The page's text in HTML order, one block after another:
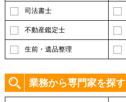
司法書士
不動産鑑定士
生前・遺品整理
業務から専門家を探す